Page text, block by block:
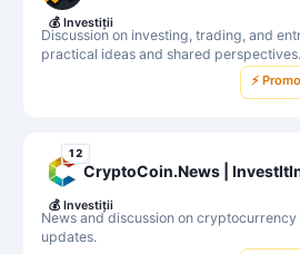
Discussion on investing, trading, and
practical ideas and shared perspectives.
💰 Investiții
⚡
12
CryptoCoin.News |
News and discussion on
updates.
💰 Investiții